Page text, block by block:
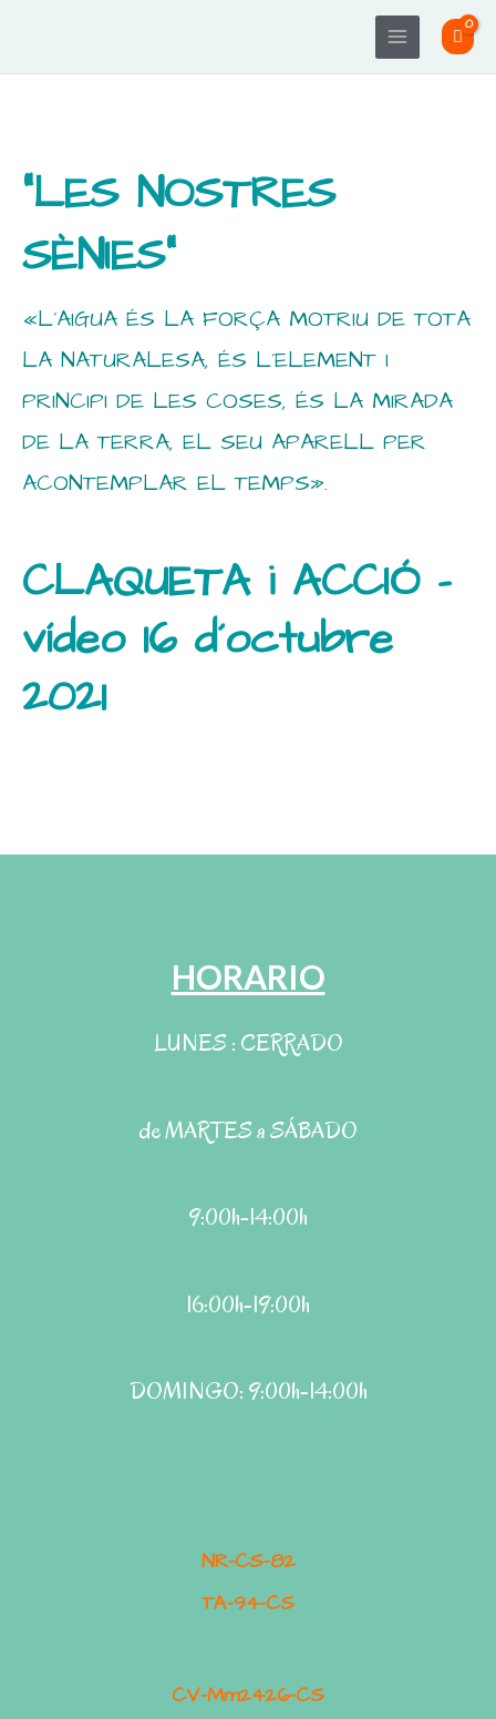
Main
Menu
"LES NOSTRES
SÈNIES"
«L´AIGUA ÉS LA FORÇA MOTRIU DE TOTA
LA NATURALESA, ÉS L´ELEMENT I
PRINCIPI DE LES COSES, ÉS LA MIRADA
DE LA TERRA, EL SEU APARELL PER
ACONTEMPLAR EL TEMPS».
CLAQUETA i ACCIÓ -
vídeo 16 d´octubre
2021
HORARIO
LUNES : CERRADO
de MARTES a SÁBADO
9:00h-14:00h
16:00h-19:00h
DOMINGO: 9:00h-14:00h
NR-CS-82
TA-94-CS
CV-Mm2426-CS